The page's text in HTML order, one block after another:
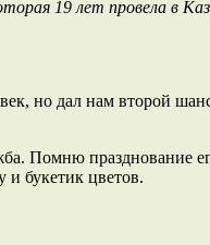
19 лет провела в
но дал нам второй
Помню празднование
и букетик цветов.